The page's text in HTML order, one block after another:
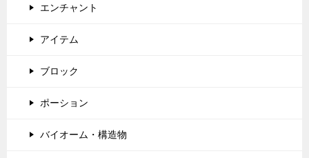
エンチャント
アイテム
ブロック
ポーション
バイオーム・構造物